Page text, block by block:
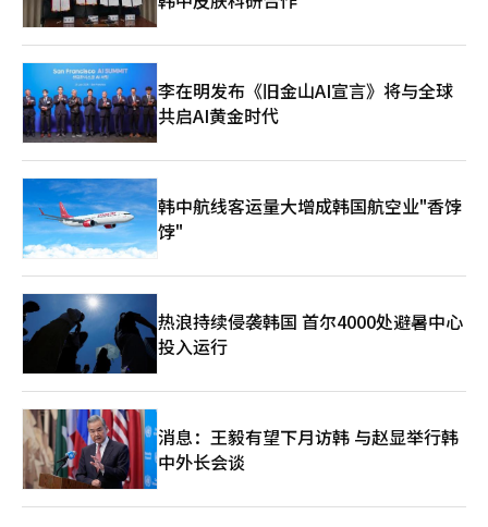
部日前发布的《2025年海外韩流实态调查》显示，在有过韩流体
验的受访者中，提及韩国时最先联想到的形象，K-Pop以17.2%居
视作品中的点缀或旅行体验，而是被视作代表韩国的核心文化资产
之一。 酱腌鸡蛋的流行，标志着韩国美食国际传播进入新阶段。
若说辣炒年糕和紫菜包饭开启了海外市场的大门，那么酱腌鸡蛋则
在最日常的“家常小菜”领域，印证了韩国美食持续渗透的潜力。
韩国美食逐渐从“尝鲜型消费”转向“日常型消费”，成为生活方
式的一部分。
板栗提拉米苏甜点，包括提拉米苏杯和提拉米苏面包，销售成绩亮
眼。其中，提拉米苏杯销量达250万份，提拉米苏面包销量达185
万份。此外，线上商城SSG.com与《黑白厨师》参演主厨朴俊雨
（音）合作，自上月起独家销售法式蛋白霜蛋糕新品Merveilleux
White和Merveilleux Dark。 与此同时，自上月16日开播以来，
《黑白厨师》第二季已连续两周登上奈飞非英语全球电视节
目“TOP 10”榜首，参演厨师的人气随之飙升。韩国餐厅预约平
台Catch Table数据显示，相关出演厨师的餐厅预约量较播出前增
李在明发布《旧金山AI宣言》将与全球
共启AI黄金时代
韩中航线客运量大增成韩国航空业"香饽
饽"
热浪持续侵袭韩国 首尔4000处避暑中心
投入运行
消息：王毅有望下月访韩 与赵显举行韩
中外长会谈